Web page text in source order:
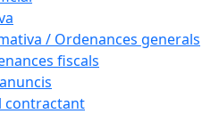
/ Ordenances generals
fiscals
contractant